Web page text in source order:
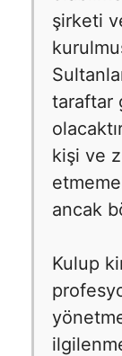
şirketi
taraftar
kişi ve
ancak
Kulup